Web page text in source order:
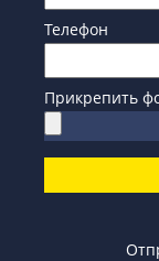
Телефон
Прикрепить